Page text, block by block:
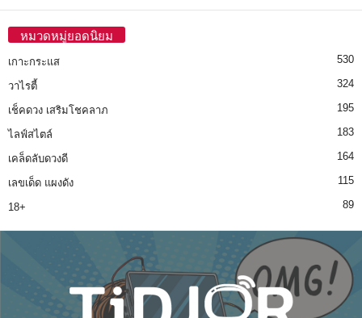
หมวดหมู่ยอดนิยม
เกาะกระแส 530
วาไรตี้ 324
เช็คดวง เสริมโชคลาภ 195
ไลฟ์สไตล์ 183
เคล็ดลับดวงดี 164
เลขเด็ด แผงดัง 115
18+ 89